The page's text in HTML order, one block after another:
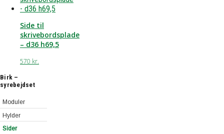
Side til
skrivebordsplade
– d36 h69,5
570 kr.
Birk –
syrebejdset
Moduler
Moduler
80 cm
Hylder
Hylder
Sider